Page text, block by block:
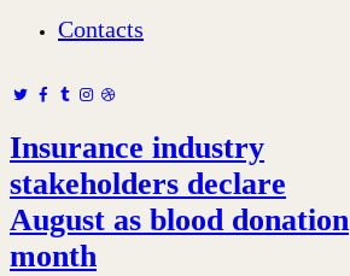
Contacts
Insurance industry
stakeholders declare
August as blood donation
month